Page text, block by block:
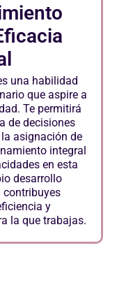
una habilidad
que aspire a
Te permitirá
de decisiones
asignación de
integral
en esta
desarrollo
contribuyes
y
la que trabajas.